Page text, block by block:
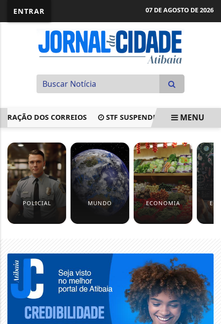
ENTRAR 07 DE AGOSTO DE 2026
DOS CORREIOS STF SUSPENDE JULGAMENTO SOBRE
MENU
POLICIAL MUNDO ECONOMIA